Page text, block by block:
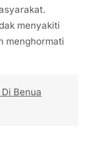
menyakiti
menghormati
Benua